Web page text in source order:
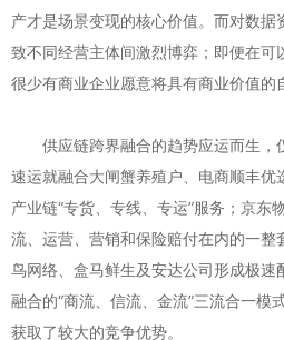
产才是场景变现的核心价值。而对数据
致不同经营主体间激烈博弈；即便在可
很少有商业企业愿意将具有商业价值的
供应链跨界融合的趋势应运而生，
速运就融合大闸蟹养殖户、电商顺丰优
产业链“专货、专线、专运”服务；京东
流、运营、营销和保险赔付在内的一整
鸟网络、盒马鲜生及安达公司形成极速
融合的“商流、信流、金流”三流合一模
获取了较大的竞争优势。